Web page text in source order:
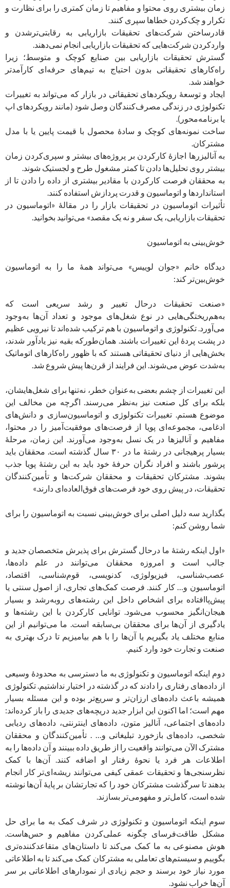
زمان بیشتری روی محتوا و مفاهیم تا زمان کمتری را برای نظارت و
تکرار و چک‌کردن خطاها سپری ‌کنند.
قادرساختن شرکت‌های تحقیقات بازاریابی به رقابتی‌ترشدن و
وارد‌کردن شرکت‌هایی که تحقیقات بازاریابی انجام نمی‌دهند.
گسترش تحقیقات بازاریابی بین صنایع کوچک و متوسط؛ زیرا
راه‌کارهای تحقیقاتی بدون احتیاج به تیم‌های حرفه‌ای کارآمد‌تر
خواهند شد.
ایجاد و توسعۀ رویکردهای تحقیقاتی در بازار که می‌تواند به تغییرات
تکنولوژی در زندگی مصرف‌کنندگان وصل شود (مانند رویکردهای اپ
یا برنامه‌محور).
ساخت نمونه‌های کوچک و سادۀ محصول با قیمت پایین یا با مدل
مشترکان.
به آنالیزرها اجازۀ کارکردن بر پروژه‌های بیشتر و سپری‌کردن زمان
بیشتر روی تحلیل‌ها دادن تا کمتر مشغول طرح و لجستیک شوند.
به محققان فرصت کارکردن با مقادیر بیشتری از داده را دادن تا از
استانداردها و اتوماسیون و قدرت پردازش استفاده کنند.
تأثیرات اتوماسیون در تحقیقات بازار را در مقالۀ «اتوماسیون در
تحقیقات بازاریابی، یک سفر و نه یک مقصد» می‌توانید بخوانید.
خوش‌بینی به اتوماسیون
دیدگاه خانم «جوان لوییس» می‌تواند همۀ ما را به اتوماسیون
خوش‌بین‌تر کند:
«صنعت تحقیقات درحال تغییر و رشد سریعی است که
به‌هم‌ریختگی‌هایی در نوع شغل‌های موجود و تعداد آن‌ها به‌وجود
می‌آورد. تکنولوژی و اتوماسیون با هم ترکیب شده‌اند تا نیرویی عظیم
در پشت پردۀ این تغییرات باشند. همان‌طور‌که بقیه نیز یادآور شدند،
بخش‌هایی از دنیای تحقیقاتی هستند که با ظهور راه‌کارهای اتوماتیک
به‌شدت عوض می‌شوند. این فرایند از قرن‌ها پیش شروع شد.
این تغییرات از چشم بعضی به‌عنوان خطر، نه‌تنها برای شغل‌هایشان،
بلکه برای کل صنعت نیز به‌نظر می‌رسند. اگرچه من مخالف این
موضوع هستم. تغییرات تکنولوژی و اتوماسیون‌سازی و دانش‌های
ادغامی، مجموعه‌ای پویا از فرصت‌های موفقیت‌آمیز را در محتوا،
مفاهیم و آنالیزها در یک نسل به‌وجود می‌آورند. این زمان، مرحلۀ
بسیار پرهیجانی در رشتۀ ما در ۳۰ سال گذشته است. محققان باید
پرشور باشند و افراد نگران حرفۀ خود باید به این رشتۀ پویا جذب
بشوند. مشترکان تحقیقات و محققان شرکت‌ها و تأمین‌کنندگان
تحقیقات، در پیش روی خود فرصت‌های فوق‌العاده‌ای دارند.»
بگذارید سه دلیل اصلی برای خوش‌بینی نسبت به اتوماسیون را برای
شما روشن کنم:
«اول اینکه رشتۀ ما درحال گسترش برای پذیرش متخصصان جدید و
جالب است و امروزه محققان می‌توانند در علم داده‌ها،
عصب‌شناسی، فیزیولوژی، کدنویسی، قوم‌شناسی، اقتصاد،
اتوماسیون و… کار کنند. فرصت کمک‌های تجاری، از اصول سنتی یا
پیش‌پا‌افتاده برای اشخاص داخل این رشته‌های رو‌به‌رشد و بسیار
هیجان‌انگیز محسوب می‌شود. توانایی کار‌کردن با این رشته‌ها و
یادگیری از آن‌ها برای محققان بی‌سابقه است. ما می‌توانیم از این
منابع مختلف یاد بگیریم یا آن‌ها را با هم بیامیزیم تا درک بهتری به
صنعت و تجارت خود وارد کنیم.
دوم اینکه اتوماسیون و تکنولوژی به ما دسترسی به محدودۀ وسیعی
از داده‌های رفتاری را دادند که در گذشته در اختیار نداشتیم. تکنولوژی
همیشه باعث داده‌های ارزان‌تر و سریع‌‌تر بوده و این مسئله بسیار
مهم است؛ اما اکنون این ابزار جدید دریچه‌های جدیدی را باز کرده‌اند:
داده‌های اجتماعی، آنالیز متون، داده‌های اینترنتی، داده‌های ردیابی
شخصی، داده‌های بازخورد تبلیغاتی و… . تأمین‌کنندگان و محققان
مشترک الآن می‌توانند واقعیت را از طریق داده ببینند و آن داده‌ها را به
اطلاعات هر فرد یا نحوۀ رفتار او اضافه کنند. آن‌ها با کمک
نظرسنجی‌ها و تحقیقات عمقی کیفی می‌توانند ریشه‌ای‌تر کار انجام
بدهند تا سرگذشت مشترکان خود را که تجارتشان بر پایۀ آن‌ها نوشته
شده است، کامل‌تر و مفهومی‌‌تر بسازند.
سوم اینکه اتوماسیون و تکنولوژی در شرف کمک به ما برای حل
مشکل طاقت‌فرسای چگونه عملی‌کردن مفاهیم و حس‌هاست.
هوش مصنوعی به ما کمک می‌کند تا داستان‌های متقاعد‌کننده‌تری
بگوییم و سیستم‌های تعاملی به مشترکان کمک می‌کند تا به اطلاعاتی
مورد نیاز خود برسند و حجم زیادی از نمودارهای اطلاعاتی بر سر
آن‌ها خراب نشود.